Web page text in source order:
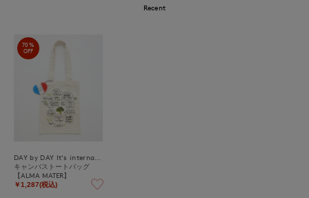
Recent
70%
OFF
キャンバストートバッグ
【ALMA MATER】
￥1,287(税込)